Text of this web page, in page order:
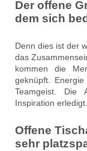
Der offene
dem sich
Denn dies ist der
das
kommen die
geknüpft.
Teamgeist. Die
Inspiration erledigt.
Offene
sehr